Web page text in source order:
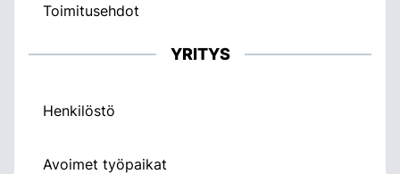
Toimitusehdot
YRITYS
Henkilöstö
Avoimet työpaikat